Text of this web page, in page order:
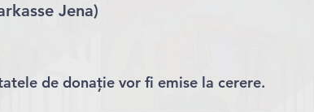
Jena)
de donație vor fi emise la cerere.